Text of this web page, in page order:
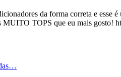
da forma correta e
MUITO TOPS que eu mais